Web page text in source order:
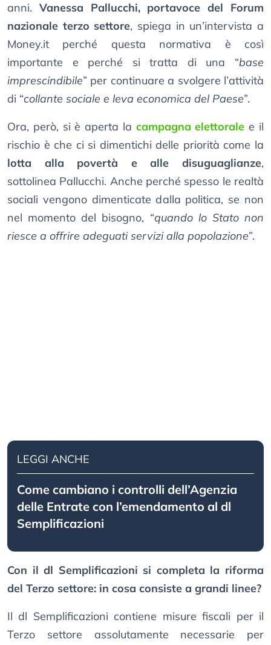
anni. Vanessa Pallucchi, portavoce del Forum
nazionale terzo settore, spiega in un’intervista a
Money.it perché questa normativa è così
importante e perché si tratta di una “base
imprescindibile” per continuare a svolgere l’attività
di “collante sociale e leva economica del Paese”.
Ora, però, si è aperta la campagna elettorale e il
rischio è che ci si dimentichi delle priorità come la
lotta alla povertà e alle disuguaglianze,
sottolinea Pallucchi. Anche perché spesso le realtà
sociali vengono dimenticate dalla politica, se non
nel momento del bisogno, “quando lo Stato non
riesce a offrire adeguati servizi alla popolazione”.
LEGGI ANCHE
Come cambiano i controlli dell’Agenzia
delle Entrate con l’emendamento al dl
Semplificazioni
Con il dl Semplificazioni si completa la riforma
del Terzo settore: in cosa consiste a grandi linee?
Il dl Semplificazioni contiene misure fiscali per il
Terzo settore assolutamente necessarie per